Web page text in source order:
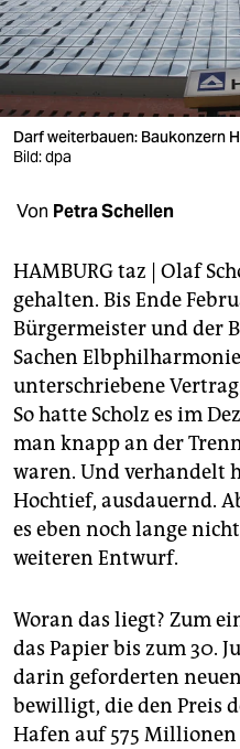
nord
wahrheit
verlag
verlag
veranstaltungen
fragen & hilfe
unterstützen
abo
genossenschaft
epaper login
Darf weiterbauen: Baukonzern
Bild: dpa
Von Petra Schellen
HAMBURG taz | Olaf
gehalten. Bis Ende
Bürgermeister und der
Sachen
unterschriebene
So hatte Scholz es im
man knapp an der
waren. Und verhandelt
Hochtief, ausdauernd.
es eben noch lange
weiteren Entwurf.
Woran das liegt? Zum
das Papier bis zum 30.
darin geforderten
bewilligt, die den Preis
Hafen auf 575